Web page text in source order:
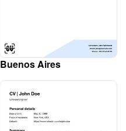
Buenos Aires